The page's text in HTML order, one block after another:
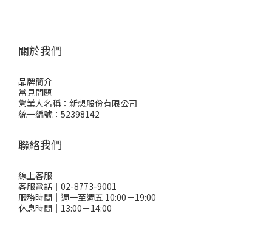
關於我們
品牌簡介
常見問題
營業人名稱：新想股份有限公司
統一編號：52398142
聯絡我們
線上客服
客服電話｜02-8773-9001
服務時間｜週一至週五 10:00－19:00
休息時間｜13:00－14:00